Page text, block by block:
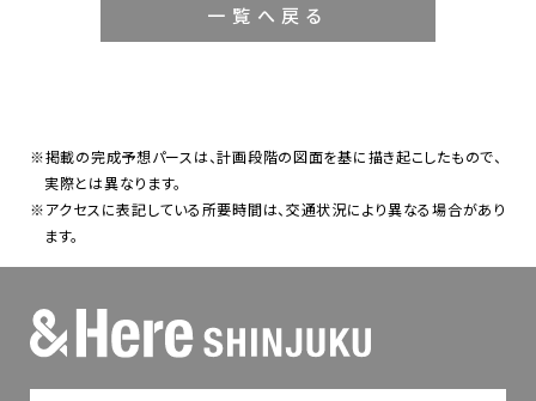
一覧へ戻る
※掲載の完成予想パースは、計画段階の図面を基に描き起こしたもので、
実際とは異なります。
※アクセスに表記している所要時間は、交通状況により異なる場合があり
ます。